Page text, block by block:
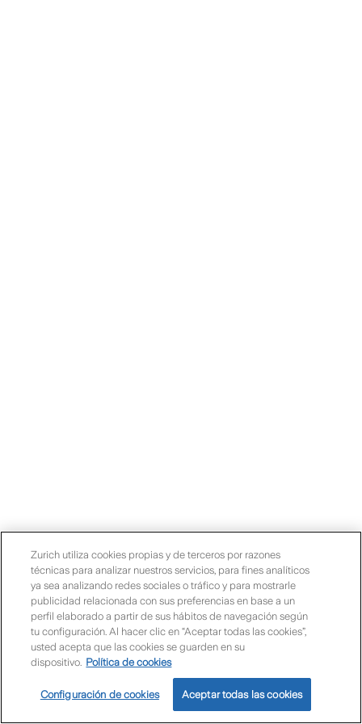
Zurich utiliza cookies propias y de terceros por razones
técnicas para analizar nuestros servicios, para fines analíticos
ya sea analizando redes sociales o tráfico y para mostrarle
publicidad relacionada con sus preferencias en base a un
perfil elaborado a partir de sus hábitos de navegación según
tu configuración. Al hacer clic en “Aceptar todas las cookies”,
usted acepta que las cookies se guarden en su
dispositivo. Política de cookies
Configuración de cookies Aceptar todas las cookies